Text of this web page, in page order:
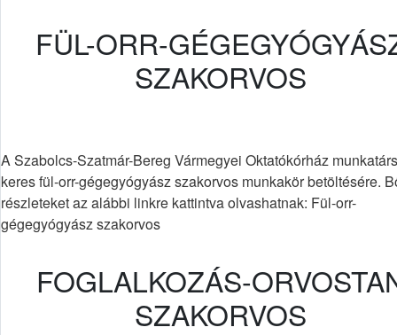
FÜL-ORR-
SZAKORVOS
A Szabolcs-Szatmár-Bereg Vármegyei Oktatókórház
keres fül-orr-gégegyógyász szakorvos munkakör betöltésére.
részleteket az alábbi linkre kattintva olvashatnak: Fül-orr-
gégegyógyász szakorvos
FOGLALKOZÁS-
SZAKORVOS